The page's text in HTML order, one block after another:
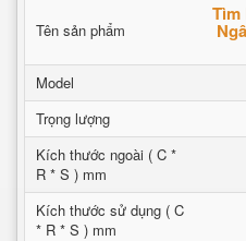
Tên sản phẩm
Tìm
Model
Trọng lượng
Kích thước ngoài ( C *
R * S ) mm
Kích thước sử dụng ( C
* R * S ) mm